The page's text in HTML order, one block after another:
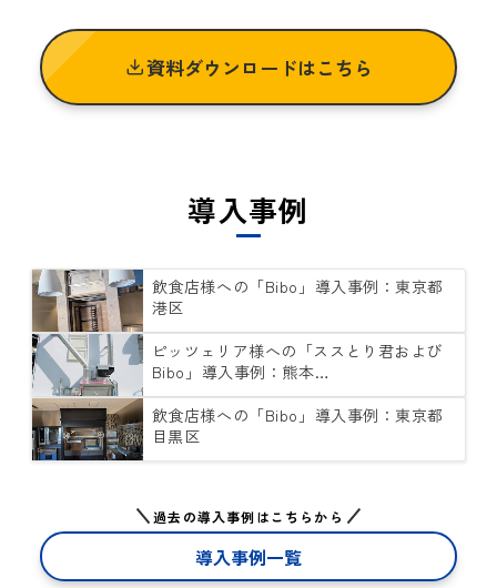
資料ダウンロードはこちら
導入事例
飲食店様への「Bibo」導入事例：東京都
港区
ピッツェリア様への「ススとり君および
Bibo」導入事例：熊本…
飲食店様への「Bibo」導入事例：東京都
目黒区
過去の導入事例はこちらから
導入事例一覧